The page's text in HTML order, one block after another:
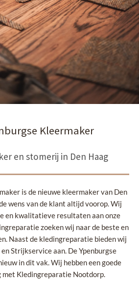
Kleermaker
en stomerij in Den Haag
is de nieuwe kleermaker van Den
wens van de klant altijd voorop. Wij
en kwalitatieve resultaten aan onze
zoeken wij naar de beste en
Naast de kledingreparatie bieden wij
Strijkservice aan. De Ypenburgse
in dit vak. Wij hebben een goede
met Kledingreparatie Nootdorp.